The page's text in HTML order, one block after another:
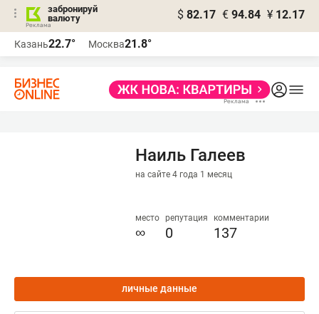
забронируй
валюту
$ 82.17 € 94.84 ¥ 12.17
Казань22.7° Москва21.8°
Наиль Галеев
на сайте 4 года 1 месяц
место
∞
репутация
0
комментарии
137
личные данные